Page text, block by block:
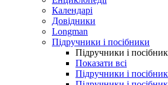
Календарі
Довідники
Longman
Підручники і посібники
Підручники і
Показати всі
Підручники і